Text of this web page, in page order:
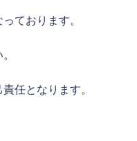
ております。
任となります。